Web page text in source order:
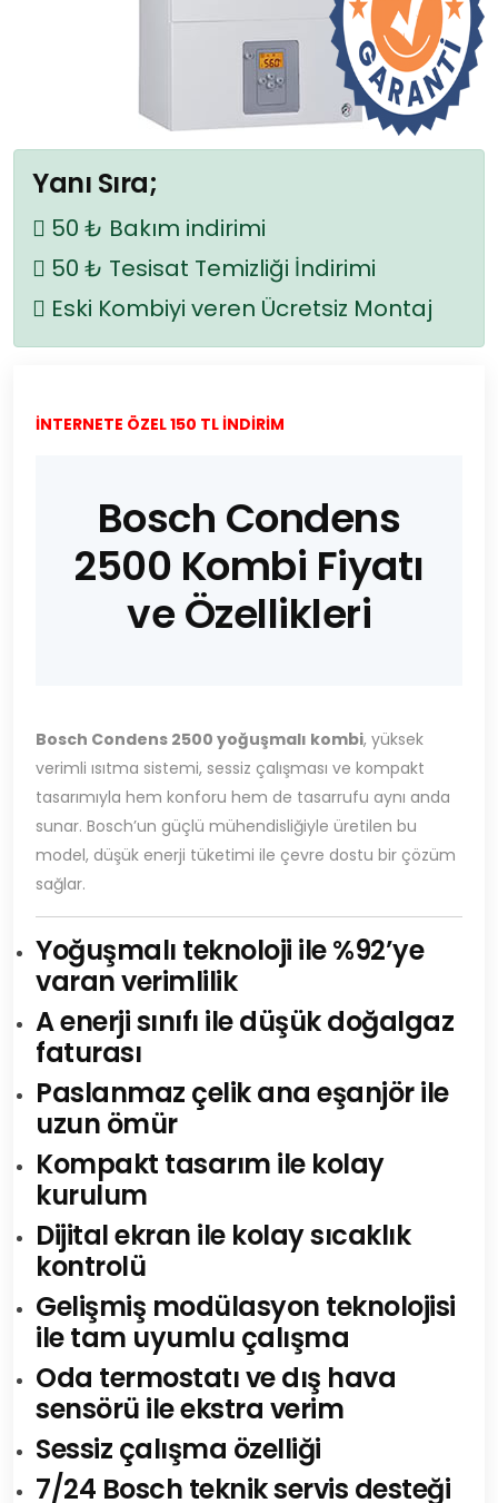
Yanı Sıra;
50 ₺ Bakım indirimi
50 ₺ Tesisat Temizliği İndirimi
Eski Kombiyi veren Ücretsiz Montaj
İNTERNETE ÖZEL 150 TL İNDİRİM
Bosch Condens
2500 Kombi Fiyatı
ve Özellikleri
Bosch Condens 2500 yoğuşmalı kombi, yüksek
verimli ısıtma sistemi, sessiz çalışması ve kompakt
tasarımıyla hem konforu hem de tasarrufu aynı anda
sunar. Bosch’un güçlü mühendisliğiyle üretilen bu
model, düşük enerji tüketimi ile çevre dostu bir çözüm
sağlar.
Yoğuşmalı teknoloji ile %92’ye
varan verimlilik
A enerji sınıfı ile düşük doğalgaz
faturası
Paslanmaz çelik ana eşanjör ile
uzun ömür
Kompakt tasarım ile kolay
kurulum
Dijital ekran ile kolay sıcaklık
kontrolü
Gelişmiş modülasyon teknolojisi
ile tam uyumlu çalışma
Oda termostatı ve dış hava
sensörü ile ekstra verim
Sessiz çalışma özelliği
7/24 Bosch teknik servis desteği